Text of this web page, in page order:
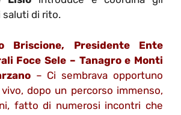
di rito.
Briscione, Presidente Ente
Foce Sele – Tanagro e Monti
– Ci sembrava opportuno
dopo un percorso immenso,
fatto di numerosi incontri che